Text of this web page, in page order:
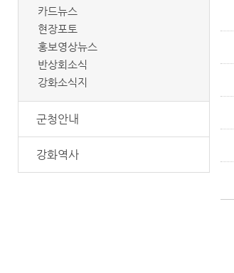
카드뉴스
현장포토
홍보영상뉴스
반상회소식
강화소식지
군청안내
강화역사